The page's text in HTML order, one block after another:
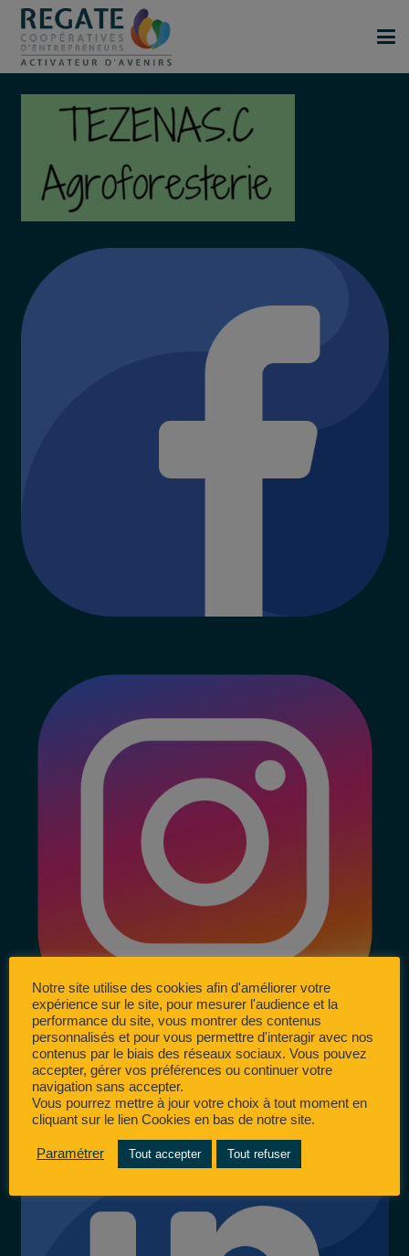
Notre site utilise des cookies afin d'améliorer votre
expérience sur le site, pour mesurer l'audience et la
performance du site, vous montrer des contenus
personnalisés et pour vous permettre d'interagir avec nos
contenus par le biais des réseaux sociaux. Vous pouvez
accepter, gérer vos préférences ou continuer votre
navigation sans accepter.
Vous pourrez mettre à jour votre choix à tout moment en
cliquant sur le lien Cookies en bas de notre site.
Paramétrer Tout accepter Tout refuser